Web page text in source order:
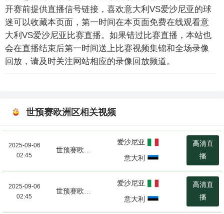
开赛前提供直播信号链接，喜欢意大利VS爱沙尼亚的球
迷可以收藏本页面，第一时间在本页面免费在线观看意
大利VS爱沙尼亚比赛直播。如果错过比赛直播，本站也
会在直播结束后第一时间送上比赛视频集锦和全场录像
回放，请及时关注网站相应的录像回放频道。
世预赛欧洲区相关视频
2025-09-06
02:45
爱沙尼亚
意大利
高清直
播
2025-09-06
02:45
爱沙尼亚
意大利
高清直
播